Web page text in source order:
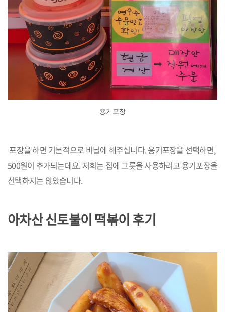
용기포장
포장을 하면 기본적으로 비닐에 해주십니다. 용기포장을 선택하면,
500원이 추가되는데요. 저희는 집에 그릇을 사용하려고 용기포장을
선택하지는 않았습니다.
아차산 신토불이 떡볶이 후기